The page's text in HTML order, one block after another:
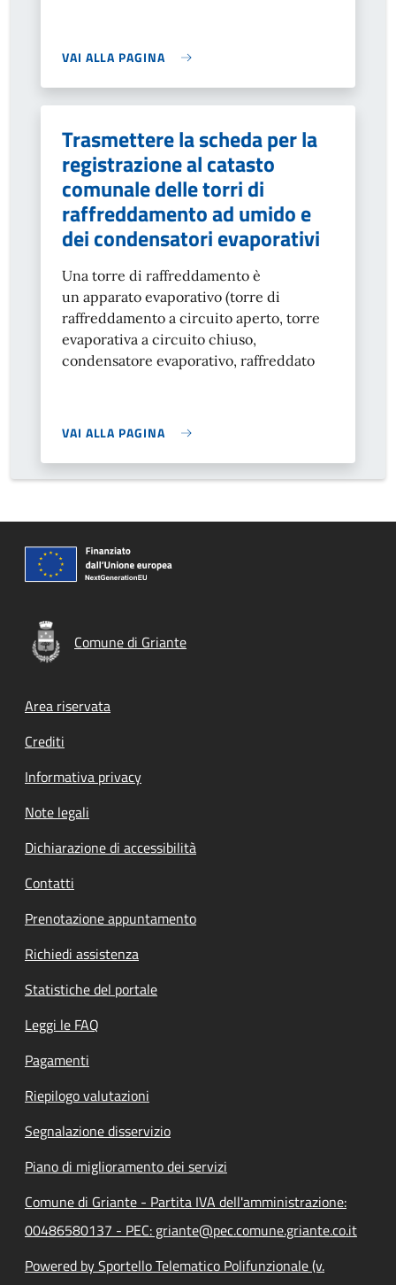
VAI ALLA PAGINA
Trasmettere la scheda per la
registrazione al catasto
comunale delle torri di
raffreddamento ad umido e
dei condensatori evaporativi
Una torre di raffreddamento è
un apparato evaporativo (torre di
raffreddamento a circuito aperto, torre
evaporativa a circuito chiuso,
condensatore evaporativo, raffreddato
VAI ALLA PAGINA
Comune di Griante
Footer menu
Area riservata
Crediti
Informativa privacy
Note legali
Dichiarazione di accessibilità
Contatti
Prenotazione appuntamento
Richiedi assistenza
Statistiche del portale
Leggi le FAQ
Pagamenti
Riepilogo valutazioni
Segnalazione disservizio
Piano di miglioramento dei servizi
Comune di Griante - Partita IVA dell'amministrazione:
00486580137 - PEC: griante@pec.comune.griante.co.it
Powered by Sportello Telematico Polifunzionale (v.